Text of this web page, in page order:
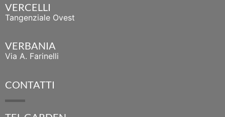
VERCELLI
Tangenziale Ovest
VERBANIA
Via A. Farinelli
CONTATTI